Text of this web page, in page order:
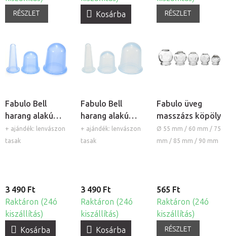
RÉSZLET
Kosárba
RÉSZLET
Fabulo Bell
harang alakú
szilikon köpöly
készlet - kék,
+ ajándék: lenvászon
tasak
3 490 Ft
Raktáron (24ó
kiszállítás)
Kosárba
Fabulo Bell
harang alakú
szilikon köpöly
készlet -
+ ajándék: lenvászon
tasak
3 490 Ft
Raktáron (24ó
kiszállítás)
Kosárba
Fabulo üveg
masszázs köpöly
Ø 55 mm / 60 mm / 75
mm / 85 mm / 90 mm
565 Ft
Raktáron (24ó
kiszállítás)
RÉSZLET